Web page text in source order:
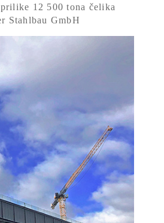
12 500 tona čelika
Stahlbau GmbH